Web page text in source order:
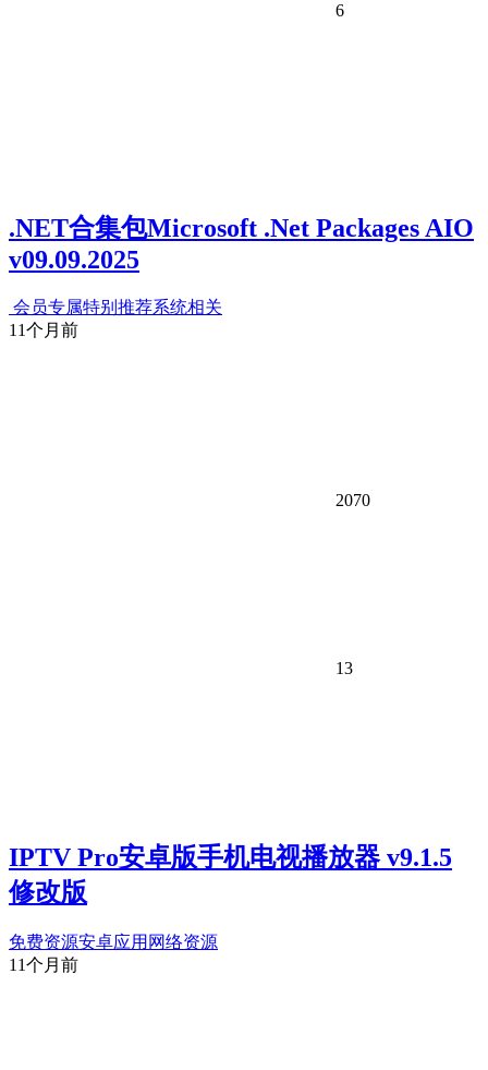
6
.NET合集包Microsoft .Net Packages AIO
v09.09.2025
会员专属特别推荐系统相关
11个月前
2070
13
IPTV Pro安卓版手机电视播放器 v9.1.5
修改版
免费资源安卓应用 网络资源
11个月前